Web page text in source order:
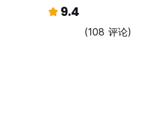
9.4
(108 评论)